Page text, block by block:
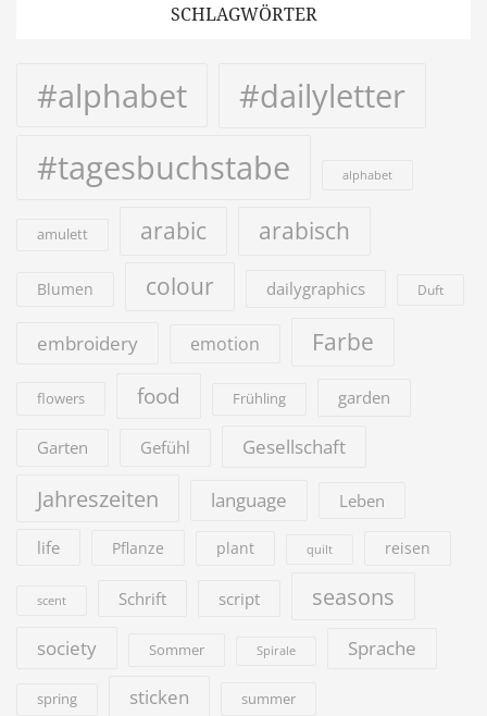
SCHLAGWÖRTER
#alphabet
#dailyletter
#tagesbuchstabe
alphabet
amulett arabic arabisch
Blumen colour dailygraphics Duft
embroidery emotion Farbe
flowers food Frühling garden
Garten Gefühl Gesellschaft
Jahreszeiten language Leben
life Pflanze plant quilt reisen
scent Schrift script seasons
society Sommer Spirale Sprache
spring sticken summer